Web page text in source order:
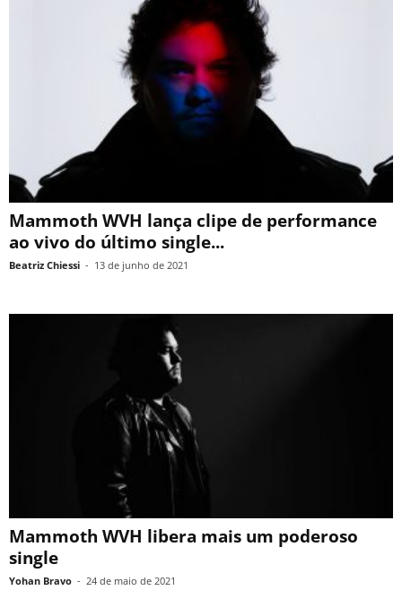
Mammoth WVH lança clipe de performance
ao vivo do último single...
Beatriz Chiessi - 13 de junho de 2021
Mammoth WVH libera mais um poderoso
single
Yohan Bravo - 24 de maio de 2021